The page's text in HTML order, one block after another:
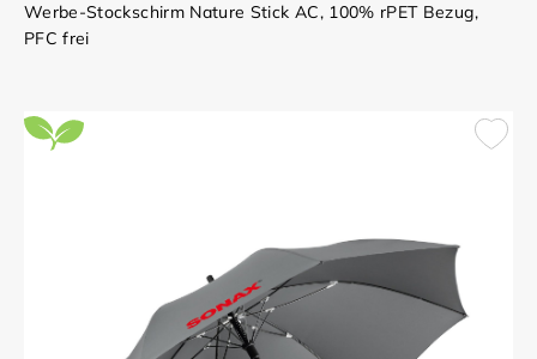
Werbe-Stockschirm Nature Stick AC, 100% rPET Bezug,
PFC frei